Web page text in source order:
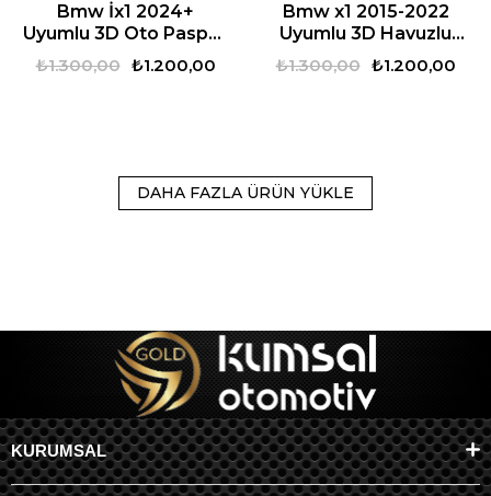
Bmw İx1 2024+
Uyumlu 3D Oto Paspas
Premium₺1.200,00
₺1.300,00
Bmw x1 2015-2022
Uyumlu 3D Havuzlu
Oto Paspas Premium
₺1.200,00
₺1.300,00
DAHA FAZLA ÜRÜN YÜKLE
KURUMSAL